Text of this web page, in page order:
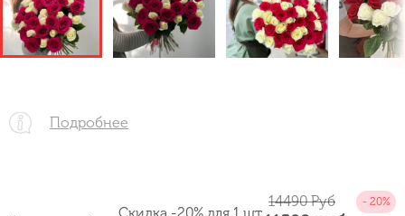
Подробнее
Скидка -20% для 1 шт.
14490 Руб